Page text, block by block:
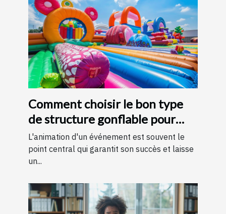
Comment choisir le bon type
de structure gonflable pour
votre événement
L'animation d'un événement est souvent le
point central qui garantit son succès et laisse
un...